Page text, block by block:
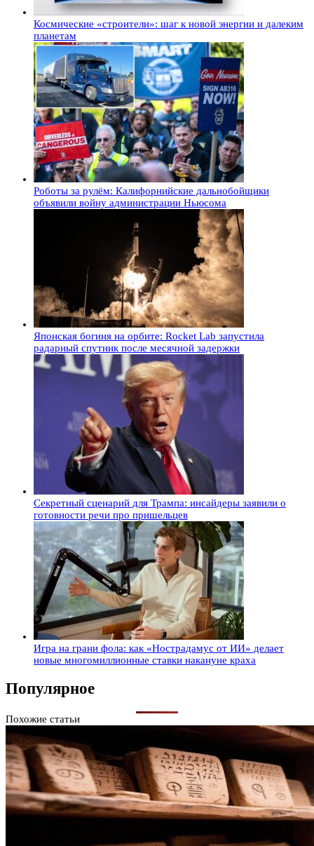
Космические «строители»: шаг к новой энергии и далеким
планетам
Роботы за рулём: Калифорнийские дальнобойщики
объявили войну администрации Ньюсома
Японская богиня на орбите: Rocket Lab запустила
радарный спутник после месячной задержки
Секретный сценарий для Трампа: инсайдеры заявили о
готовности речи про пришельцев
Игра на грани фола: как «Нострадамус от ИИ» делает
новые многомиллионные ставки накануне краха
Популярное
Похожие статьи